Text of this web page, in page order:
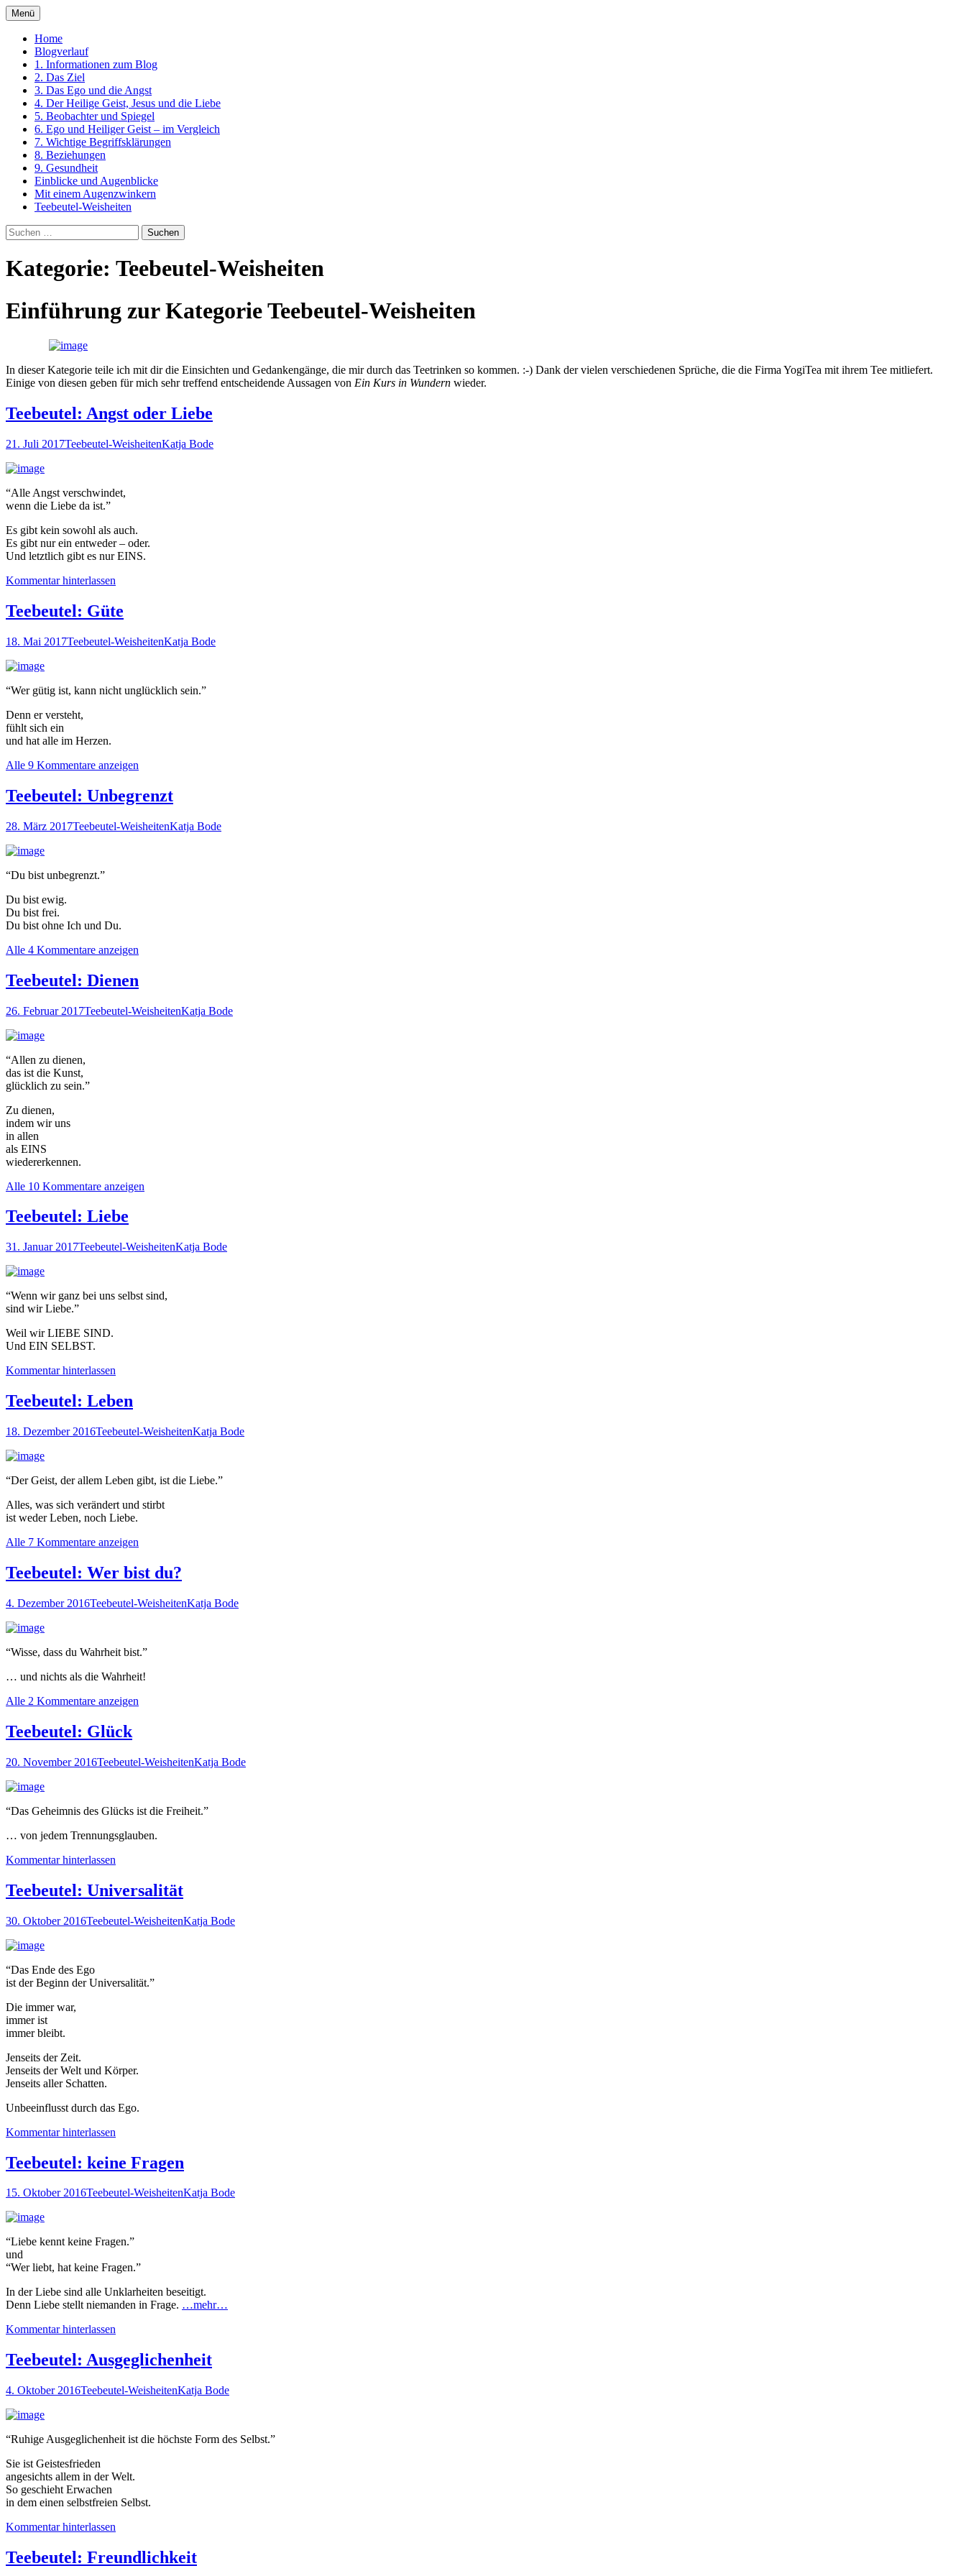
Zum
Inhalt
springen
Ein Kurs in Wundern
Menü
Home
Blogverlauf
1. Informationen zum Blog
2. Das Ziel
3. Das Ego und die Angst
4. Der Heilige Geist, Jesus und die Liebe
5. Beobachter und Spiegel
6. Ego und Heiliger Geist – im Vergleich
7. Wichtige Begriffsklärungen
8. Beziehungen
9. Gesundheit
Einblicke und Augenblicke
Mit einem Augenzwinkern
Teebeutel-Weisheiten
Suchen
nach:
Kategorie: Teebeutel-Weisheiten
Einführung zur Kategorie Teebeutel-Weisheiten
In dieser Kategorie teile ich mit dir die Einsichten und Gedankengänge, die mir durch das Teetrinken so kommen. :-) Dank der vielen verschiedenen Sprüche, die die Firma YogiTea mit ihrem Tee mitliefert.
Einige von diesen geben für mich sehr treffend entscheidende Aussagen von Ein Kurs in Wundern wieder.
Teebeutel: Angst oder Liebe
21. Juli 2017Teebeutel-WeisheitenKatja Bode
“Alle Angst verschwindet,
wenn die Liebe da ist.”
Es gibt kein sowohl als auch.
Es gibt nur ein entweder – oder.
Und letztlich gibt es nur EINS.
Kommentar hinterlassen
Teebeutel: Güte
18. Mai 2017Teebeutel-WeisheitenKatja Bode
“Wer gütig ist, kann nicht unglücklich sein.”
Denn er versteht,
fühlt sich ein
und hat alle im Herzen.
Alle 9 Kommentare anzeigen
Teebeutel: Unbegrenzt
28. März 2017Teebeutel-WeisheitenKatja Bode
“Du bist unbegrenzt.”
Du bist ewig.
Du bist frei.
Du bist ohne Ich und Du.
Alle 4 Kommentare anzeigen
Teebeutel: Dienen
26. Februar 2017Teebeutel-WeisheitenKatja Bode
“Allen zu dienen,
das ist die Kunst,
glücklich zu sein.”
Zu dienen,
indem wir uns
in allen
als EINS
wiedererkennen.
Alle 10 Kommentare anzeigen
Teebeutel: Liebe
31. Januar 2017Teebeutel-WeisheitenKatja Bode
“Wenn wir ganz bei uns selbst sind,
sind wir Liebe.”
Weil wir LIEBE SIND.
Und EIN SELBST.
Kommentar hinterlassen
Teebeutel: Leben
18. Dezember 2016Teebeutel-WeisheitenKatja Bode
“Der Geist, der allem Leben gibt, ist die Liebe.”
Alles, was sich verändert und stirbt
ist weder Leben, noch Liebe.
Alle 7 Kommentare anzeigen
Teebeutel: Wer bist du?
4. Dezember 2016Teebeutel-WeisheitenKatja Bode
“Wisse, dass du Wahrheit bist.”
… und nichts als die Wahrheit!
Alle 2 Kommentare anzeigen
Teebeutel: Glück
20. November 2016Teebeutel-WeisheitenKatja Bode
“Das Geheimnis des Glücks ist die Freiheit.”
… von jedem Trennungsglauben.
Kommentar hinterlassen
Teebeutel: Universalität
30. Oktober 2016Teebeutel-WeisheitenKatja Bode
“Das Ende des Ego
ist der Beginn der Universalität.”
Die immer war,
immer ist
immer bleibt.
Jenseits der Zeit.
Jenseits der Welt und Körper.
Jenseits aller Schatten.
Unbeeinflusst durch das Ego.
Kommentar hinterlassen
Teebeutel: keine Fragen
15. Oktober 2016Teebeutel-WeisheitenKatja Bode
“Liebe kennt keine Fragen.”
und
“Wer liebt, hat keine Fragen.”
In der Liebe sind alle Unklarheiten beseitigt.
Denn Liebe stellt niemanden in Frage. …mehr…
Kommentar hinterlassen
Teebeutel: Ausgeglichenheit
4. Oktober 2016Teebeutel-WeisheitenKatja Bode
“Ruhige Ausgeglichenheit ist die höchste Form des Selbst.”
Sie ist Geistesfrieden
angesichts allem in der Welt.
So geschieht Erwachen
in dem einen selbstfreien Selbst.
Kommentar hinterlassen
Teebeutel: Freundlichkeit